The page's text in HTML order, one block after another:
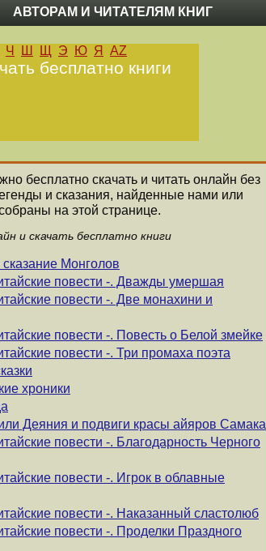
АВТОРАМ И ЧИТАТЕЛЯМ КНИГ
Ч Ш Щ Э Ю Я AZ
бесплатно книги
бесплатно скачать и читать онлайн без
и сказания, найденные нами или
на этой странице.
и скачать бесплатно книги
Монголов
повести -. Дважды умершая
повести -. Две монахини и
повести -. Повесть о Белой змейке
повести -. Три промаха поэта
хроники
Деяния и подвиги красы айяров Самака
повести -. Благодарность Черного
повести -. Игрок в облавные
повести -. Наказанный сластолюб
повести -. Проделки Праздного